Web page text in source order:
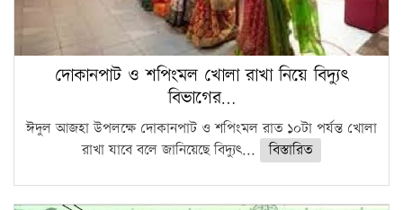
দোকানপাট ও শপিংমল খোলা রাখা নিয়ে বিদ্যুৎ
বিভাগের…
ঈদুল আজহা উপলক্ষে দোকানপাট ও শপিংমল রাত ১০টা পর্যন্ত খোলা
রাখা যাবে বলে জানিয়েছে বিদ্যুৎ...
বিস্তারিত